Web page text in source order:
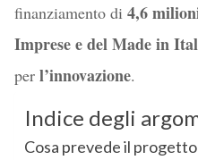
finanziamento di 4,6
Imprese e del Made in
per l’innovazione.
Indice degli
Cosa prevede il